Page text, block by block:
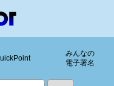
みんなの
電子署名